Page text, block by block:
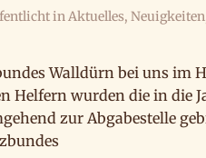
inAktuelles, Neuigkeiten
Walldürn bei uns im
Helfern wurden die in die
zur Abgabestelle